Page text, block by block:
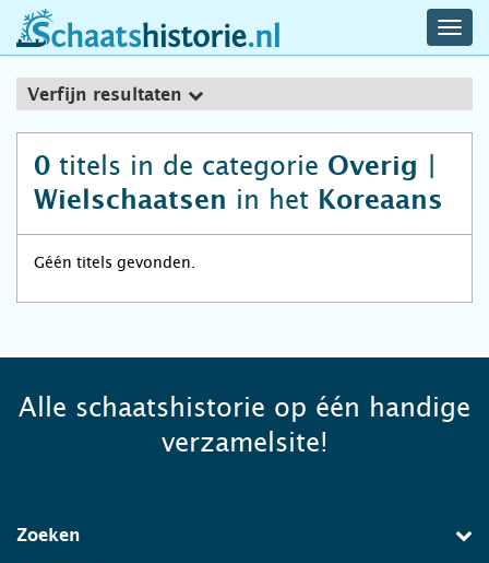
schaatshistorie.nl
Verfijn resultaten
0 titels in de categorie Overig |
Wielschaatsen in het Koreaans
Géén titels gevonden.
Alle schaatshistorie op één handige
verzamelsite!
Zoeken